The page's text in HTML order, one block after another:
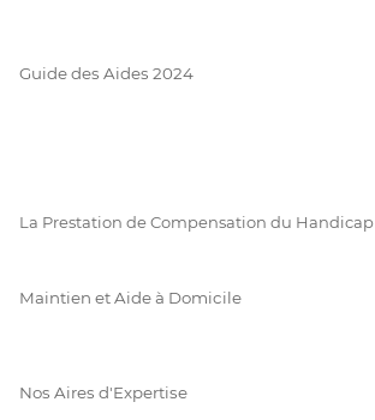
Guide des Aides 2024
La Prestation de Compensation du Handicap
Maintien et Aide à Domicile
Nos Aires d'Expertise